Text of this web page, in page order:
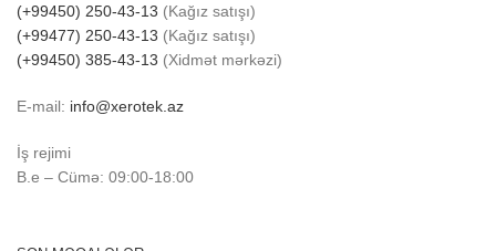
(+99450) 250-43-13 (Kağız satışı)
(+99477) 250-43-13 (Kağız satışı)
(+99450) 385-43-13 (Xidmət mərkəzi)
E-mail: info@xerotek.az
İş rejimi
B.e – Cümə: 09:00-18:00